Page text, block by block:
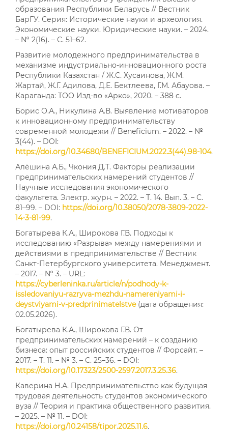
образования Республики Беларусь // Вестник
БарГУ. Серия: Исторические науки и археология.
Экономические науки. Юридические науки. – 2024.
– № 2(16). – С. 51–62.
Развитие молодежного предпринимательства в
механизме индустриально-инновационного роста
Республики Казахстан / Ж.С. Хусаинова, Ж.М.
Жартай, Ж.Г. Адилова, Д.Е. Бектлеева, Г.М. Абауова. –
Караганда: ТОО Изд-во «Арко», 2020. – 388 с.
Борис О.А., Никулина А.В. Выявление мотиваторов
к инновационному предпринимательству
современной молодежи // Beneficium. – 2022. – №
3(44). – DOI:
https://doi.org/10.34680/BENEFICIUM.2022.3(44).98-104.
Алёшина А.Б., Чкония Д.Т. Факторы реализации
предпринимательских намерений студентов //
Научные исследования экономического
факультета. Электр. журн. – 2022. – Т. 14. Вып. 3. – С.
81–99. – DOI: https://doi.org/10.38050/2078-3809-2022-
14-3-81-99.
Богатырева К.А., Широкова Г.В. Подходы к
исследованию «Разрыва» между намерениями и
действиями в предпринимательстве // Вестник
Санкт-Петербургского университета. Менеджмент.
– 2017. – № 3. – URL:
https://cyberleninka.ru/article/n/podhody-k-
issledovaniyu-razryva-mezhdu-namereniyami-i-
deystviyami-v-predprinimatelstve(дата обращения:
02.05.2026).
Богатырева К.А., Широкова Г.В. От
предпринимательских намерений – к созданию
бизнеса: опыт российских студентов // Форсайт. –
2017. – Т. 11. – № 3. – С. 25–36. – DOI:
https://doi.org/10.17323/2500-2597.2017.3.25.36.
Каверина Н.А. Предпринимательство как будущая
трудовая деятельность студентов экономического
вуза // Теория и практика общественного развития.
– 2025. – № 11. – DOI:
https://doi.org/10.24158/tipor.2025.11.6.